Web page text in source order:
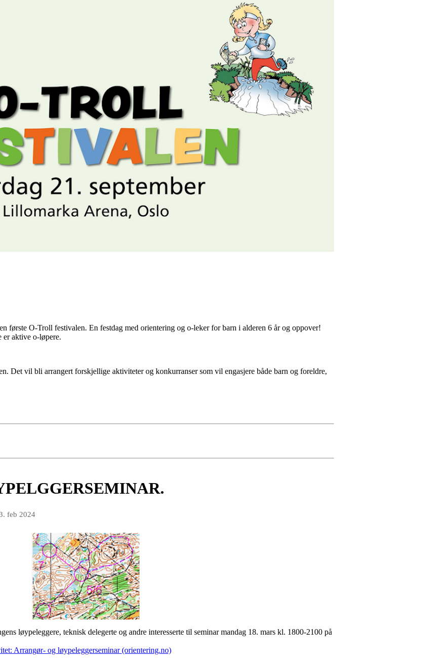
første O-Troll festivalen. En festdag med orientering og o-leker for barn i alderen 6 år og oppover!
er aktive o-løpere.
Det vil bli arrangert forskjellige aktiviteter og konkurranser som vil engasjere både barn og foreldre,
feb 2024
løypeleggere, teknisk delegerte og andre interesserte til seminar mandag 18. mars kl. 1800-2100 på
Arrangør- og løypeleggerseminar (orientering.no)